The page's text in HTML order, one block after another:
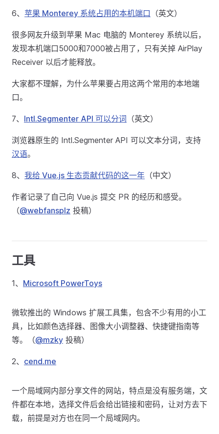
6、 苹果 Monterey 系统占用的本机端口 （英文）
很多网友升级到苹果 Mac 电脑的 Monterey 系统以后，
发现本机端口5000和7000被占用了，只有关掉 AirPlay
Receiver 以后才能释放。
大家都不理解，为什么苹果要占用这两个常用的本地端
口。
7、 Intl.Segmenter API 可以分词 （英文）
浏览器原生的 Intl.Segmenter API 可以文本分词，支持
汉语。
8、 我给 Vue.js 生态贡献代码的这一年 （中文）
作者记录了自己向 Vue.js 提交 PR 的经历和感受。
（@webfansplz 投稿）
工具
1、 Microsoft PowerToys
微软推出的 Windows 扩展工具集，包含不少有用的小工
具，比如颜色选择器、图像大小调整器、快捷键指南等
等。（@mzky 投稿）
2、 cend.me
一个局域网内部分享文件的网站，特点是没有服务端，文
件都在本地，选择文件后会给出链接和密码，让对方去下
载，前提是对方也在同一个局域网内。